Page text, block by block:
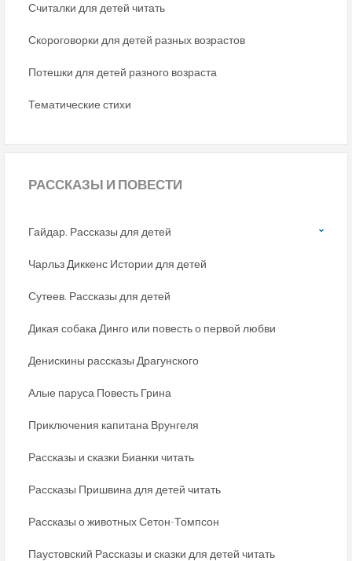
Считалки для детей читать
Скороговорки для детей разных возрастов
Потешки для детей разного возраста
Тематические стихи
РАССКАЗЫ И ПОВЕСТИ
Гайдар. Рассказы для детей
Чарльз Диккенс Истории для детей
Сутеев. Рассказы для детей
Дикая собака Динго или повесть о первой любви
Денискины рассказы Драгунского
Алые паруса Повесть Грина
Приключения капитана Врунгеля
Рассказы и сказки Бианки читать
Рассказы Пришвина для детей читать
Рассказы о животных Сетон-Томпсон
Паустовский Рассказы и сказки для детей читать